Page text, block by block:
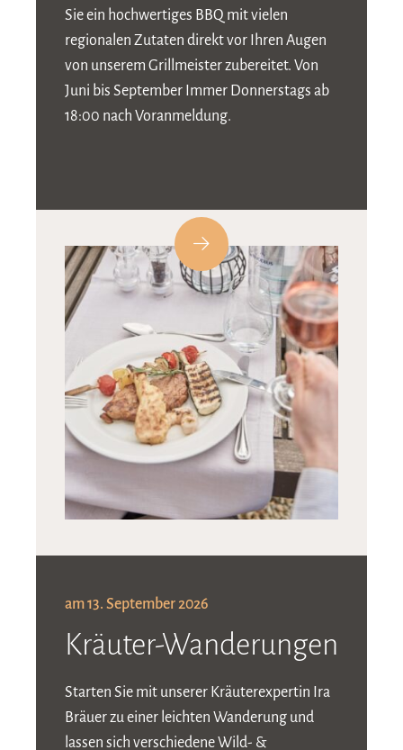
Sie ein hochwertiges BBQ mit vielen
regionalen Zutaten direkt vor Ihren Augen
von unserem Grillmeister zubereitet. Von
Juni bis September Immer Donnerstags ab
18:00 nach Voranmeldung.
am 13. September 2026
Kräuter-Wanderungen
Starten Sie mit unserer Kräuterexpertin Ira
Bräuer zu einer leichten Wanderung und
lassen sich verschiedene Wild- &